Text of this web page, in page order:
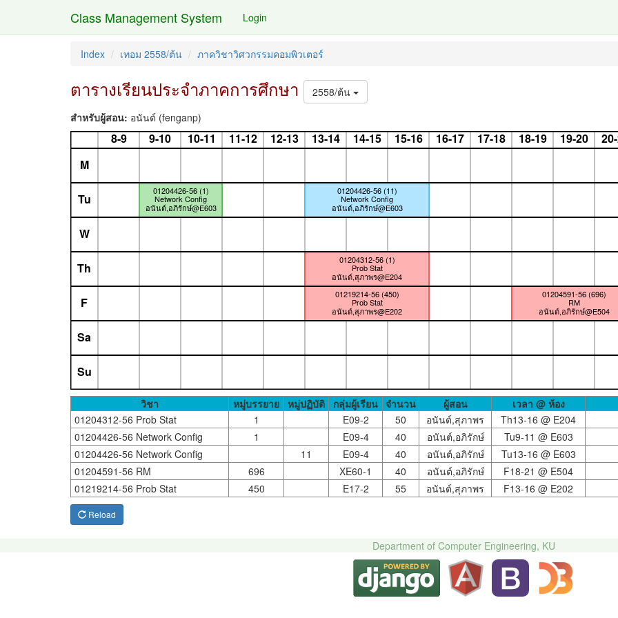
Class Management System Login
Index เทอม 2558/ต้น ภาควิชาวิศวกรรมคอมพิวเตอร์
ตารางเรียนประจำภาคการศึกษา
2558/ต้น
สำหรับผู้สอน: อนันต์ (fenganp)
8-9 9-10 10-11 11-12 12-13 13-14 14-15 15-16 16-17 17-18 18-19 19-20
01204312-56 (1)
Prob Stat
อนันต์,สุภาพร@E204
01204426-56 (1)
Network Config
อนันต์,อภิรักษ์@E603
01204426-56 (11)
Network Config
อนันต์,อภิรักษ์@E603
01204591-56 (696)
RM
อนันต์,อภิรักษ์@E504
01219214-56 (450)
Prob Stat
อนันต์,สุภาพร@E202
M
Tu
W
Th
F
Sa
Su
วิชา หมู่บรรยาย หมู่ปฏิบัติ กลุ่มผู้เรียน จำนวน ผู้สอน
เวลา @ ห้อง
01204312-56 Prob Stat
1 E09-2 50 อนันต์,สุภาพร Th13-16 @ E204
01204426-56 Network Config
1 E09-4 40 อนันต์,อภิรักษ์ Tu9-11 @ E603
01204426-56 Network Config
11 E09-4 40 อนันต์,อภิรักษ์ Tu13-16 @ E603
01204591-56 RM
696 XE60-1 40 อนันต์,อภิรักษ์ F18-21 @ E504
01219214-56 Prob Stat
450 E17-2 55 อนันต์,สุภาพร F13-16 @ E202
Reload
Department of Computer Engineering, KU